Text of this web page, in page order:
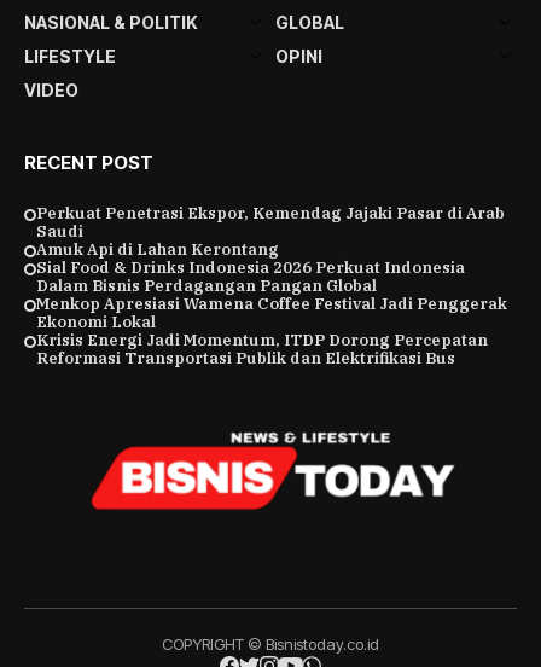
NASIONAL & POLITIK
GLOBAL
LIFESTYLE
OPINI
VIDEO
RECENT POST
Perkuat Penetrasi Ekspor, Kemendag Jajaki Pasar di Arab
Saudi
Amuk Api di Lahan Kerontang
Sial Food & Drinks Indonesia 2026 Perkuat Indonesia
Dalam Bisnis Perdagangan Pangan Global
Menkop Apresiasi Wamena Coffee Festival Jadi Penggerak
Ekonomi Lokal
Krisis Energi Jadi Momentum, ITDP Dorong Percepatan
Reformasi Transportasi Publik dan Elektrifikasi Bus
COPYRIGHT © Bisnistoday.co.id